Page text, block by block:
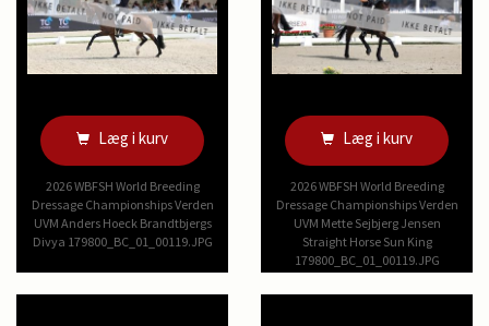
Læg i kurv
2026 WBFSH World Breeding
Dressage Championships Verden
UVM Anders Hoeck Brandtbjergs
Divya 179800_BC_01_00119.JPG
Læg i kurv
2026 WBFSH World Breeding
Dressage Championships Verden
UVM Mette Sejbjerg Jensen
Straight Horse Sun King
179800_BC_01_00119.JPG